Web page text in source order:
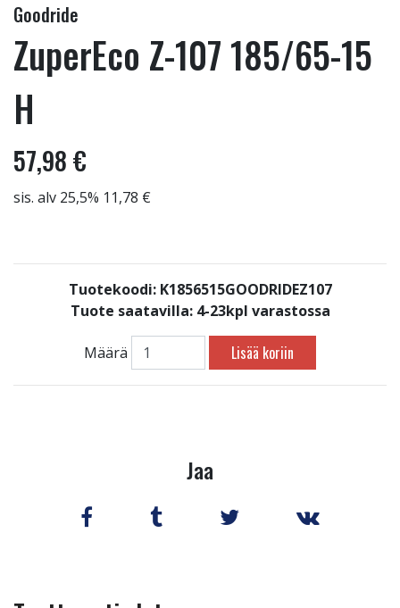
Goodride
ZuperEco Z-107 185/65-15
H
57,98 €
sis. alv 25,5% 11,78 €
Tuotekoodi: K1856515GOODRIDEZ107
Tuote saatavilla: 4-23kpl varastossa
Määrä Lisää koriin
Jaa